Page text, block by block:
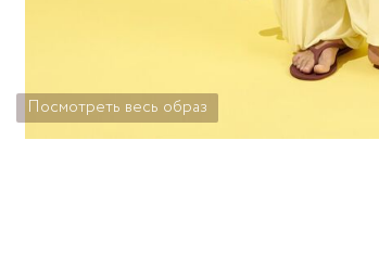
Посмотреть весь образ